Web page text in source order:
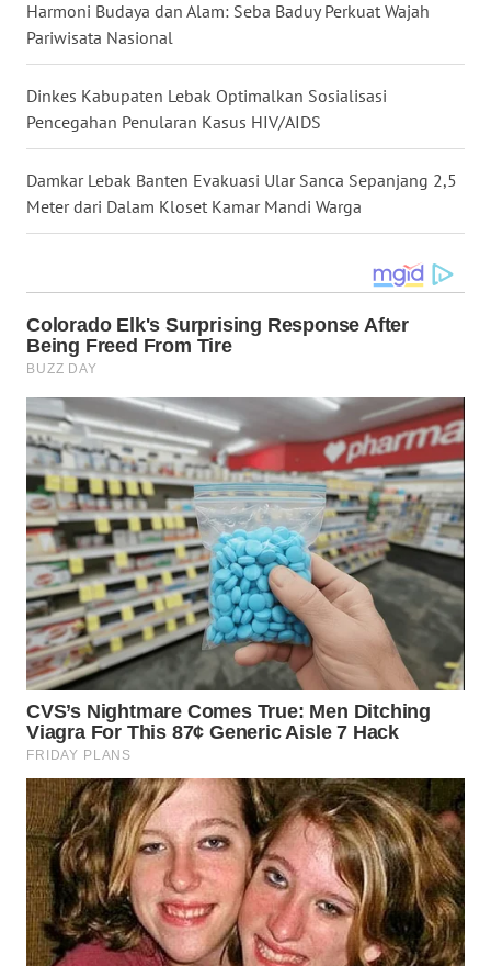
Harmoni Budaya dan Alam: Seba Baduy Perkuat Wajah
Pariwisata Nasional
Dinkes Kabupaten Lebak Optimalkan Sosialisasi
Pencegahan Penularan Kasus HIV/AIDS
Damkar Lebak Banten Evakuasi Ular Sanca Sepanjang 2,5
Meter dari Dalam Kloset Kamar Mandi Warga
WN
KALTARA
WN
KALSEL
WN
KALTIM
WN
WN
WN
SULUT
WN
MALUKU
WN
MALUT
WN
DAIRI
WN
DANAU
TOBA
WN
NIAS
WN